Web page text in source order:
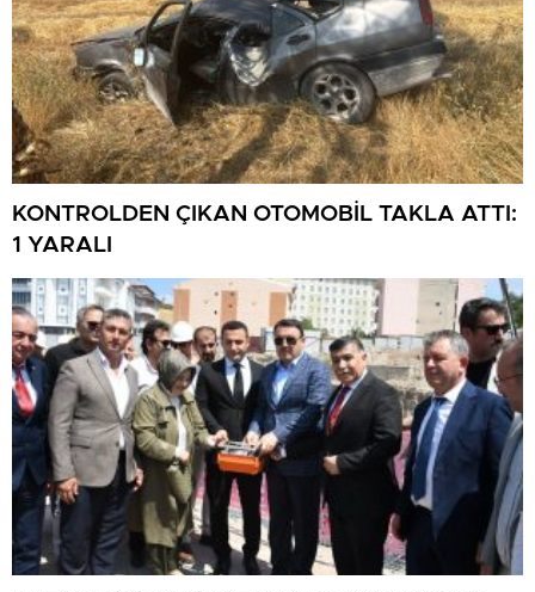
KONTROLDEN ÇIKAN OTOMOBİL TAKLA ATTI:
1 YARALI